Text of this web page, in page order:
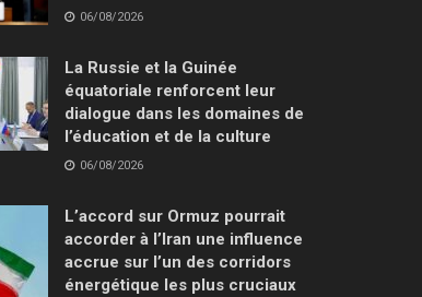
06/08/2026
La Russie et la Guinée
équatoriale renforcent leur
dialogue dans les domaines de
l’éducation et de la culture
06/08/2026
L’accord sur Ormuz pourrait
accorder à l’Iran une influence
accrue sur l’un des corridors
énergétique les plus cruciaux